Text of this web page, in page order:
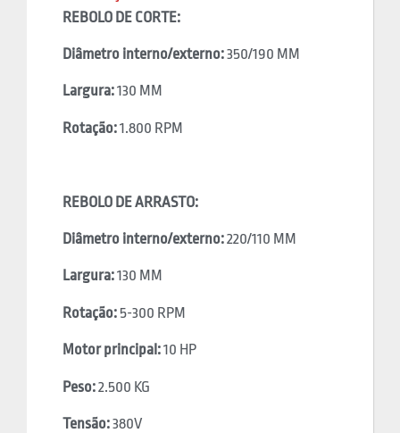
REBOLO DE CORTE:
Diâmetro interno/externo:350/190 MM
Largura:130 MM
Rotação:1.800 RPM
REBOLO DE ARRASTO:
Diâmetro interno/externo:220/110 MM
Largura:130 MM
Rotação: 5-300 RPM
Motor principal:10 HP
Peso:2.500 KG
Tensão:380V